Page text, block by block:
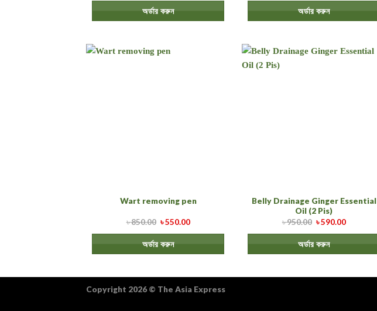
অর্ডার করুন অর্ডার করুন
Wart removing pen
৳850.00 ৳550.00
অর্ডার করুন
Belly Drainage Ginger Essential
Oil (2 Pis)
৳950.00 ৳590.00
অর্ডার করুন
Copyright 2026 © The Asia Express